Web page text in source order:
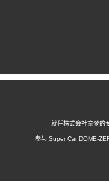
就任株式会社童梦的
参与 Super Car DOME-